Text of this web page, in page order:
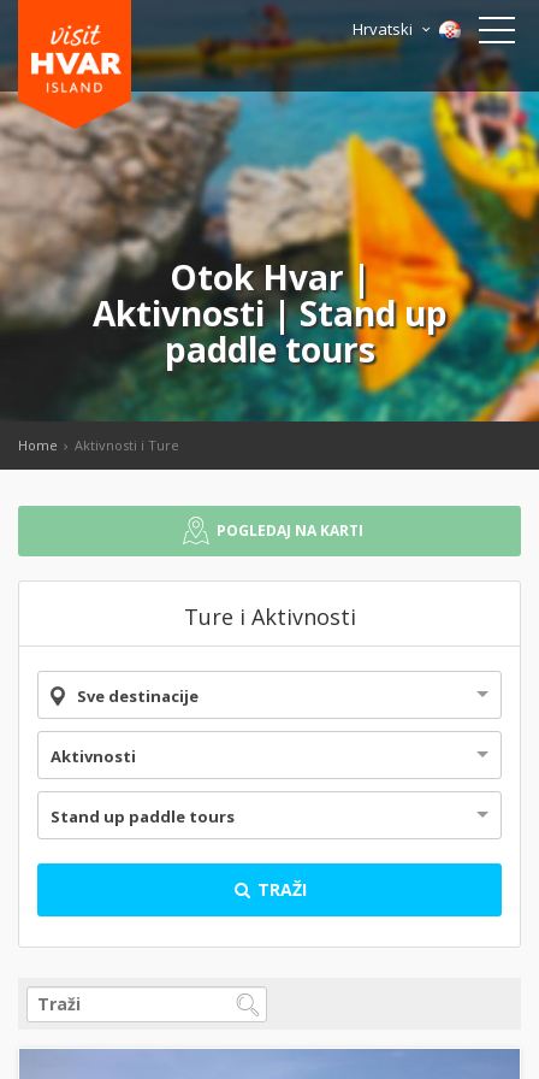
Hrvatski
Otok Hvar |
Aktivnosti | Stand up
paddle tours
Home Aktivnosti i Ture
POGLEDAJ NA KARTI
Ture i Aktivnosti
Sve destinacije
Aktivnosti
Stand up paddle tours
TRAŽI